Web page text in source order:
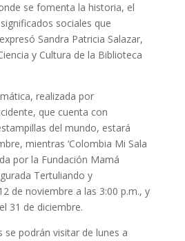
se fomenta la historia, el
sociales que
Sandra Patricia Salazar,
y Cultura de la Biblioteca
realizada por
que cuenta con
del mundo, estará
mientras ‘Colombia Mi Sala
por la Fundación Mamá
Tertuliando y
de noviembre a las 3:00 p.m., y
31 de diciembre.
se podrán visitar de lunes a